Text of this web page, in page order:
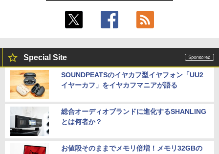
Special Site
SOUNDPEATSのイヤカフ型イヤフォン「UU2
イヤーカフ」をイヤカフマニアが語る
総合オーディオブランドに進化するSHANLING
とは何者か？
お値段そのままでメモリ倍増！メモリ32GBの